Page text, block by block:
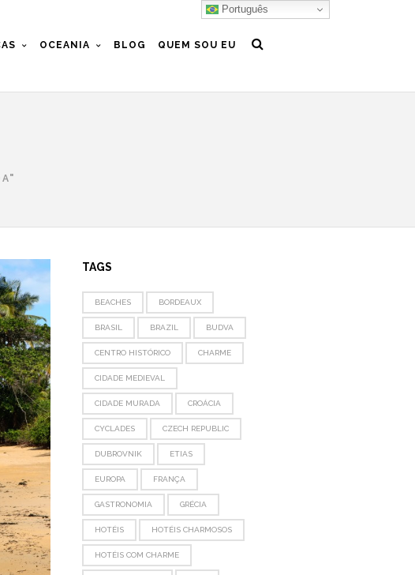
OCEANIA BLOG QUEM SOU EU
TAGS
BEACHES BORDEAUX
BRASIL BRAZIL BUDVA
CENTRO HISTÓRICO CHARME
CIDADE MEDIEVAL
CIDADE MURADA CROÁCIA
CYCLADES CZECH REPUBLIC
DUBROVNIK ETIAS
EUROPA FRANÇA
GASTRONOMIA GRÉCIA
HOTÉIS HOTÉIS CHARMOSOS
HOTÉIS COM CHARME
Português